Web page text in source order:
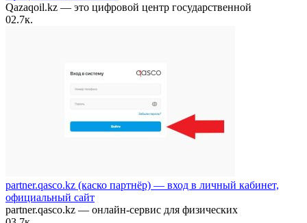
Qazaqoil.kz — это цифровой центр государственной
02.7к.
partner.qasco.kz (каско партнёр) — вход в личный кабинет,
официальный сайт
partner.qasco.kz — онлайн-сервис для физических